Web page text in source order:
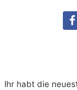
Ihr habt die